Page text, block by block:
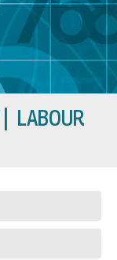
LABOUR